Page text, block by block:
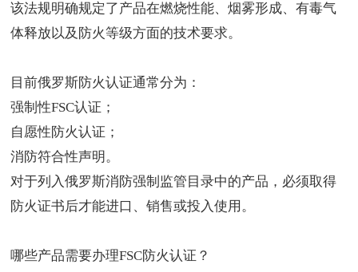
该法规明确规定了产品在燃烧性能、烟雾形成、有毒气
体释放以及防火等级方面的技术要求。
目前俄罗斯防火认证通常分为：
强制性FSC认证；
自愿性防火认证；
消防符合性声明。
对于列入俄罗斯消防强制监管目录中的产品，必须取得
防火证书后才能进口、销售或投入使用。
哪些产品需要办理FSC防火认证 ？